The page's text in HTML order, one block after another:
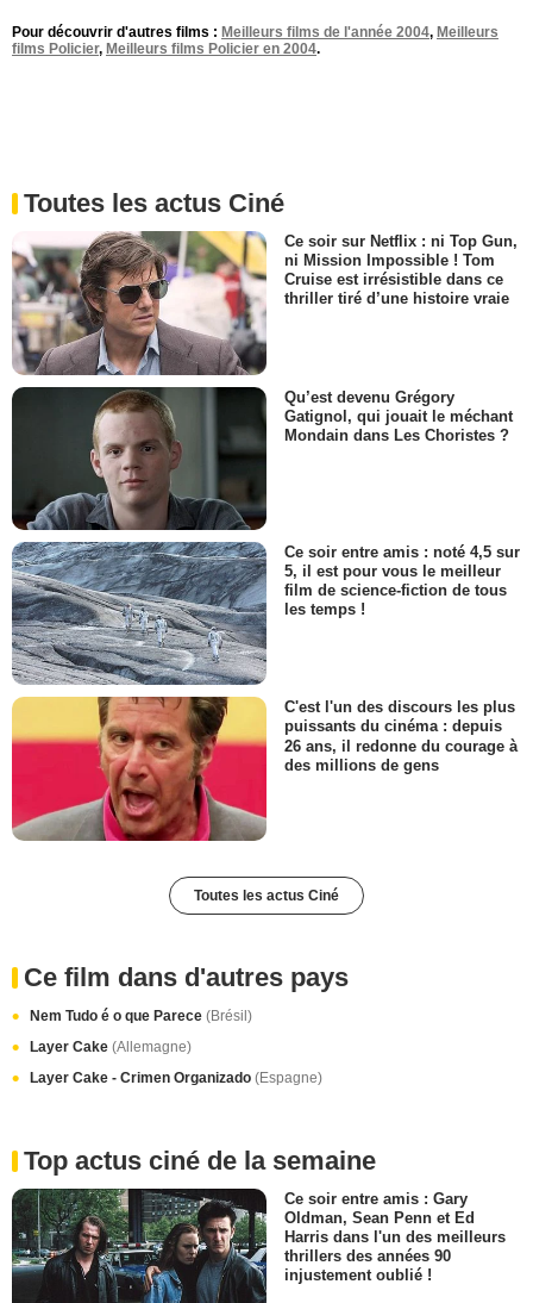
Pour découvrir d'autres films : Meilleurs films de l'année 2004, Meilleurs
films Policier, Meilleurs films Policier en 2004.
Toutes les actus Ciné
Ce soir sur Netflix : ni Top Gun,
ni Mission Impossible ! Tom
Cruise est irrésistible dans ce
thriller tiré d’une histoire vraie
Qu’est devenu Grégory
Gatignol, qui jouait le méchant
Mondain dans Les Choristes ?
Ce soir entre amis : noté 4,5 sur
5, il est pour vous le meilleur
film de science-fiction de tous
les temps !
C'est l'un des discours les plus
puissants du cinéma : depuis
26 ans, il redonne du courage à
des millions de gens
Toutes les actus Ciné
Ce film dans d'autres pays
Nem Tudo é o que Parece (Brésil)
Layer Cake (Allemagne)
Layer Cake - Crimen Organizado (Espagne)
Top actus ciné de la semaine
Ce soir entre amis : Gary
Oldman, Sean Penn et Ed
Harris dans l'un des meilleurs
thrillers des années 90
injustement oublié !